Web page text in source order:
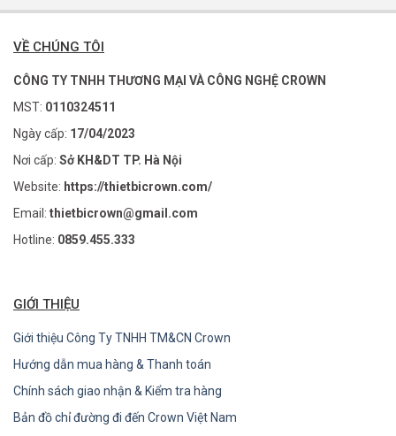
VỀ CHÚNG TÔI
CÔNG TY TNHH THƯƠNG MẠI VÀ CÔNG NGHỆ CROWN
MST: 0110324511
Ngày cấp: 17/04/2023
Nơi cấp: Sở KH&DT TP. Hà Nội
Website: https://thietbicrown.com/
Email: thietbicrown@gmail.com
Hotline: 0859.455.333
GIỚI THIỆU
Giới thiệu Công Ty TNHH TM&CN Crown
Hướng dẫn mua hàng & Thanh toán
Chính sách giao nhận & Kiểm tra hàng
Bản đồ chỉ đường đi đến Crown Việt Nam